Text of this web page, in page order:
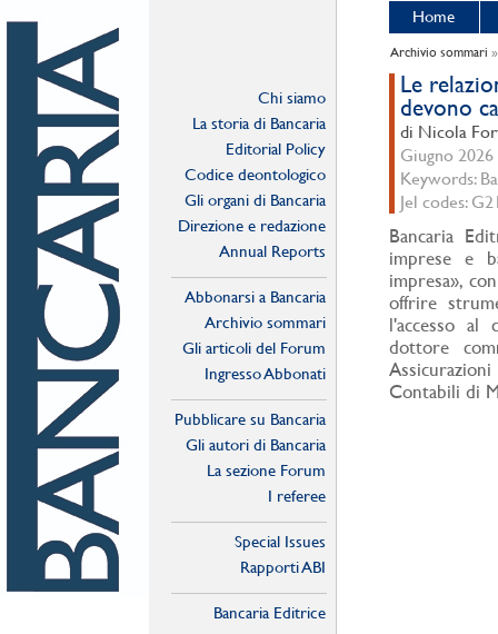
Chi siamo
La storia di Bancaria
Editorial Policy
Codice deontologico
Gli organi di Bancaria
Direzione e redazione
Annual Reports
Abbonarsi a Bancaria
Archivio sommari
Gli articoli del Forum
Ingresso Abbonati
Pubblicare su Bancaria
Gli autori di Bancaria
La sezione Forum
I referee
Special Issues
Rapporti ABI
Bancaria Editrice
Home
Archivio sommari
Le
devono
di Nicola
Giugno 2026
Keywords:
Jel codes:
Bancaria
imprese e
impresa»,
offrire
l'accesso al
dottore
Contabili di